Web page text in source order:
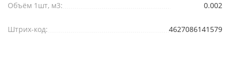
Объём 1шт, м3: 0.002
Штрих-код: 4627086141579